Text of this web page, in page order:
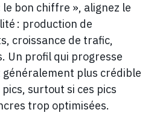
bon chiffre », alignez le
: production de
croissance de trafic,
Un profil qui progresse
plus crédible
surtout si ces pics
trop optimisées.